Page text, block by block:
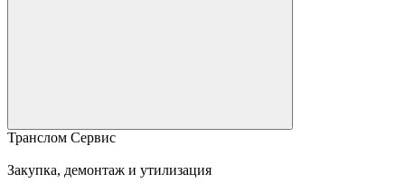
Транслом Сервис
Закупка, демонтаж и утилизация